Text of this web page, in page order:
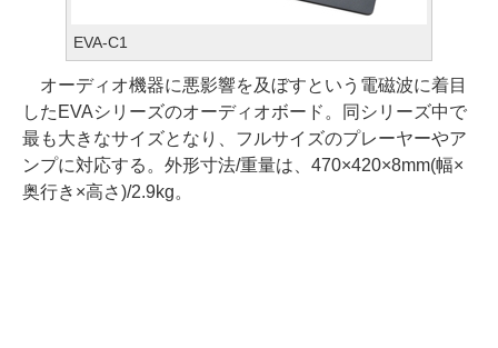
EVA-C1
オーディオ機器に悪影響を及ぼすという電磁波に着目
したEVAシリーズのオーディオボード。同シリーズ中で
最も大きなサイズとなり、フルサイズのプレーヤーやア
ンプに対応する。外形寸法/重量は、470×420×8mm(幅×
奥行き×高さ)/2.9kg。